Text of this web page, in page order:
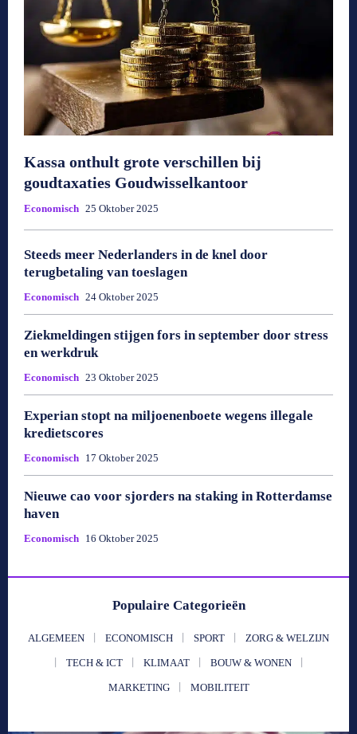
Kassa onthult grote verschillen bij
goudtaxaties Goudwisselkantoor
Economisch 25 Oktober 2025
Steeds meer Nederlanders in de knel door
terugbetaling van toeslagen
Economisch 24 Oktober 2025
Ziekmeldingen stijgen fors in september door stress
en werkdruk
Economisch 23 Oktober 2025
Experian stopt na miljoenenboete wegens illegale
kredietscores
Economisch 17 Oktober 2025
Nieuwe cao voor sjorders na staking in Rotterdamse
haven
Economisch 16 Oktober 2025
Populaire Categorieën
ALGEMEEN ECONOMISCH SPORT ZORG & WELZIJN
TECH & ICT KLIMAAT BOUW & WONEN
MARKETING MOBILITEIT